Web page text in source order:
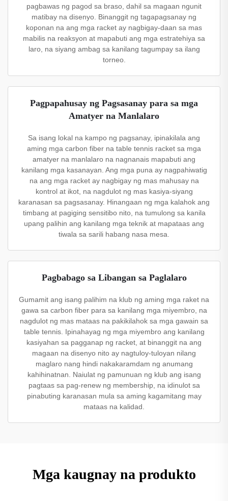
pagbawas ng pagod sa braso, dahil sa magaan ngunit
matibay na disenyo. Binanggit ng tagapagsanay ng
koponan na ang mga racket ay nagbigay-daan sa mas
mabilis na reaksyon at mapabuti ang mga estratehiya sa
laro, na siyang ambag sa kanilang tagumpay sa ilang
torneo.
Pagpapahusay ng Pagsasanay para sa mga
Amatyer na Manlalaro
Sa isang lokal na kampo ng pagsanay, ipinakilala ang
aming mga carbon fiber na table tennis racket sa mga
amatyer na manlalaro na nagnanais mapabuti ang
kanilang mga kasanayan. Ang mga puna ay nagpahiwatig
na ang mga racket ay nagbigay ng mas mahusay na
kontrol at ikot, na nagdulot ng mas kasiya-siyang
karanasan sa pagsasanay. Hinangaan ng mga kalahok ang
timbang at pagiging sensitibo nito, na tumulong sa kanila
upang palihin ang kanilang mga teknik at mapataas ang
tiwala sa sarili habang nasa mesa.
Pagbabago sa Libangan sa Paglalaro
Gumamit ang isang palihim na klub ng aming mga raket na
gawa sa carbon fiber para sa kanilang mga miyembro, na
nagdulot ng mas mataas na pakikilahok sa mga gawain sa
table tennis. Ipinahayag ng mga miyembro ang kanilang
kasiyahan sa pagganap ng racket, at binanggit na ang
magaan na disenyo nito ay nagtuloy-tuloyan nilang
maglaro nang hindi nakakaramdam ng anumang
kahihinatnan. Naiulat ng pamunuan ng klub ang isang
pagtaas sa pag-renew ng membership, na idinulot sa
pinabuting karanasan mula sa aming kagamitang may
mataas na kalidad.
Mga kaugnay na produkto